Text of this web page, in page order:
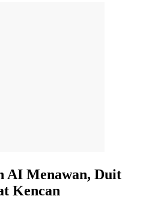
AI Menawan, Duit
Kencan